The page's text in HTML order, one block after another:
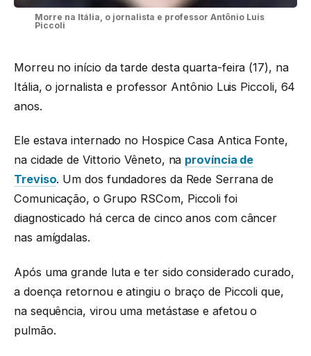
Morre na Itália, o jornalista e professor Antônio Luis
Piccoli
Morreu no início da tarde desta quarta-feira (17), na
Itália, o jornalista e professor Antônio Luis Piccoli, 64
anos.
Ele estava internado no Hospice Casa Antica Fonte,
na cidade de Vittorio Vêneto, na província de
Treviso. Um dos fundadores da Rede Serrana de
Comunicação, o Grupo RSCom, Piccoli foi
diagnosticado há cerca de cinco anos com câncer
nas amígdalas.
Após uma grande luta e ter sido considerado curado,
a doença retornou e atingiu o braço de Piccoli que,
na sequência, virou uma metástase e afetou o
pulmão.